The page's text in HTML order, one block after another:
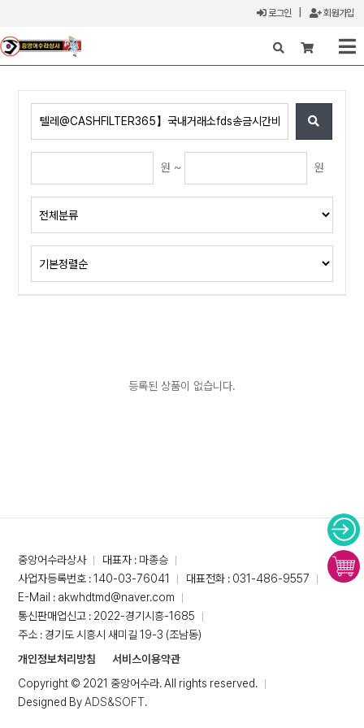
로그인 회원가입
X
원 ~ 원
등록된 상품이 없습니다.
중앙어수라상사
대표자 : 마종승
사업자등록번호 : 140-03-76041
대표전화 : 031-486-9557
E-Mail : akwhdtmd@naver.com
통신판매업신고 : 2022-경기시흥-1685
주소 : 경기도 시흥시 새미길 19-3 (조남동)
개인정보처리방침
서비스이용약관
Copyright © 2021 중앙어수라. All rights reserved.
Designed ByADS&SOFT.